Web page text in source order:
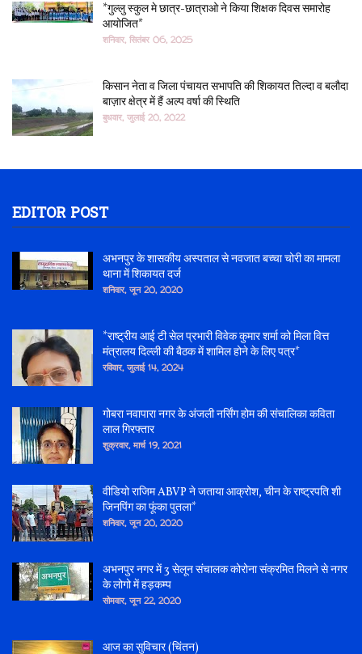
*गुल्लु स्कुल मे छात्र-छात्राओ ने किया शिक्षक दिवस समारोह
आयोजित*
शनिवार, सितंबर 06, 2025
किसान नेता व जिला पंचायत सभापति की शिकायत तिल्दा व बलौदा
बाज़ार क्षेत्र में हैं अल्प वर्षा की स्थिति
बुधवार, जुलाई 20, 2022
EDITOR POST
अभनपुर के शासकीय अस्पताल से नवजात बच्चा चोरी का मामला
थाना में शिकायत दर्ज
शनिवार, जून 20, 2020
*राष्ट्रीय आई टी सेल प्रभारी विवेक कुमार शर्मा को मिला वित्त
मंत्रालय दिल्ली की बैठक में शामिल होने के लिए पत्र*
रविवार, जुलाई 14, 2024
गोबरा नवापारा नगर के अंजली नर्सिंग होम की संचालिका कविता
लाल गिरफ्तार
शुक्रवार, मार्च 19, 2021
वीडियो राजिम ABVP ने जताया आक्रोश, चीन के राष्ट्रपति शी
जिनपिंग का फूंका पुतला*
शनिवार, जून 20, 2020
अभनपुर नगर में 3 सेलून संचालक कोरोना संक्रमित मिलने से नगर
के लोगो में हड़कम्प
सोमवार, जून 22, 2020
आज का सुविचार (चिंतन)